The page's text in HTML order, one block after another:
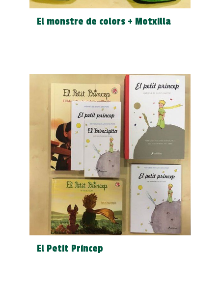
El monstre de colors + Motxilla
El Petit Príncep